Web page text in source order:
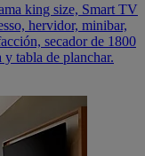
king size, Smart TV
hervidor, minibar,
secador de 1800
tabla de planchar.